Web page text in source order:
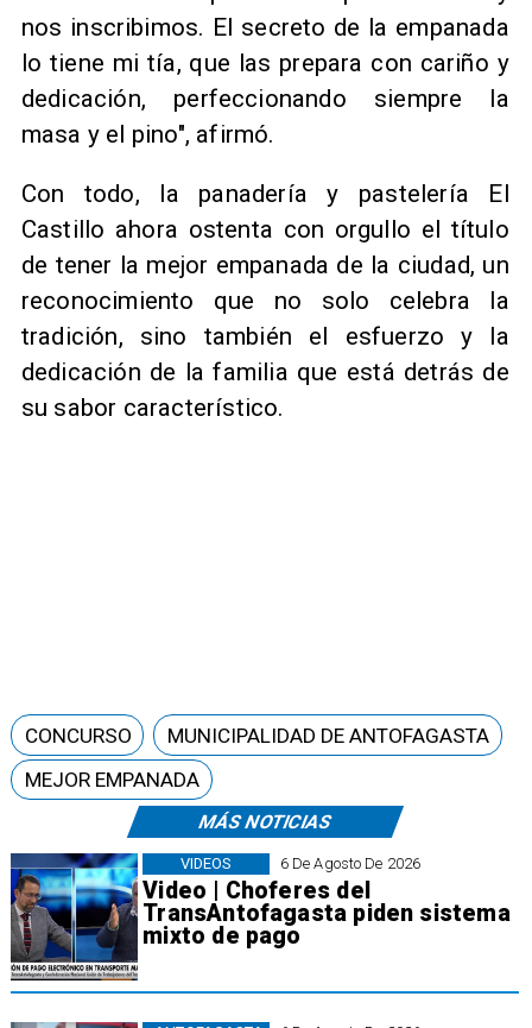
nos inscribimos. El secreto de la empanada
lo tiene mi tía, que las prepara con cariño y
dedicación, perfeccionando siempre la
masa y el pino", afirmó.
Con todo, la panadería y pastelería El
Castillo ahora ostenta con orgullo el título
de tener la mejor empanada de la ciudad, un
reconocimiento que no solo celebra la
tradición, sino también el esfuerzo y la
dedicación de la familia que está detrás de
su sabor característico.
MÁS NOTICIAS
6 De Agosto De 2026
Video | Choferes del
TransAntofagasta piden sistema
mixto de pago
VIDEOS
CONCURSO
MUNICIPALIDAD DE ANTOFAGASTA
MEJOR EMPANADA